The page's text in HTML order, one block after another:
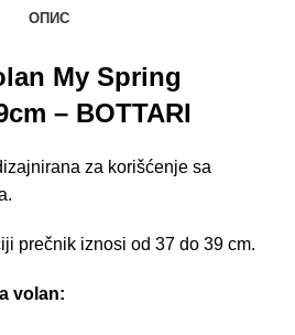
ОПИС
My Spring
– BOTTARI
za korišćenje sa
prečnik iznosi od 37 do 39 cm.
volan: